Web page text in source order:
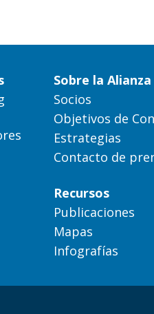
Sobre la Alianza
Socios
Objetivos de
Estrategias
Contacto de
Recursos
Publicaciones
Mapas
Infografías